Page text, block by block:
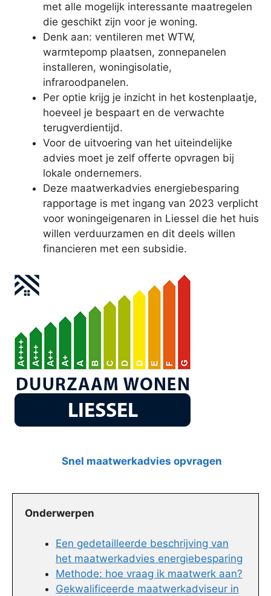
met alle mogelijk interessante maatregelen
die geschikt zijn voor je woning.
Denk aan: ventileren met WTW,
warmtepomp plaatsen, zonnepanelen
installeren, woningisolatie,
infraroodpanelen.
Per optie krijg je inzicht in het kostenplaatje,
hoeveel je bespaart en de verwachte
terugverdientijd.
Voor de uitvoering van het uiteindelijke
advies moet je zelf offerte opvragen bij
lokale ondernemers.
Deze maatwerkadvies energiebesparing
rapportage is met ingang van 2023 verplicht
voor woningeigenaren in Liessel die het huis
willen verduurzamen en dit deels willen
financieren met een subsidie.
Snel maatwerkadvies opvragen
Onderwerpen
Een gedetailleerde beschrijving van
het maatwerkadvies energiebesparing
Methode: hoe vraag ik maatwerk aan?
Gekwalificeerde maatwerkadviseur in